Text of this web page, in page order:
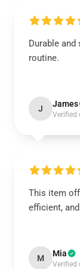
Durable
routine.
J James
Verified
This item
efficient,
M Mia
Verified